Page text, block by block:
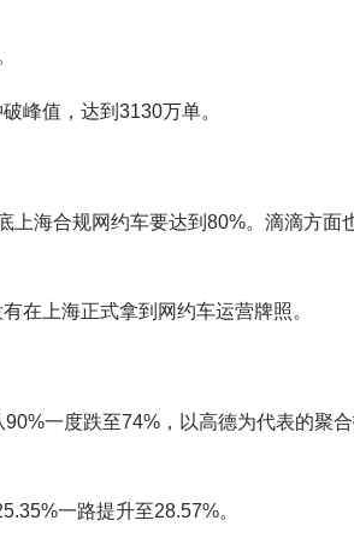
峰值，达到3130万单。
上海合规网约车要达到80%。滴滴方面
在上海正式拿到网约车运营牌照。
一度跌至74%，以高德为代表的聚
一路提升至28.57%。